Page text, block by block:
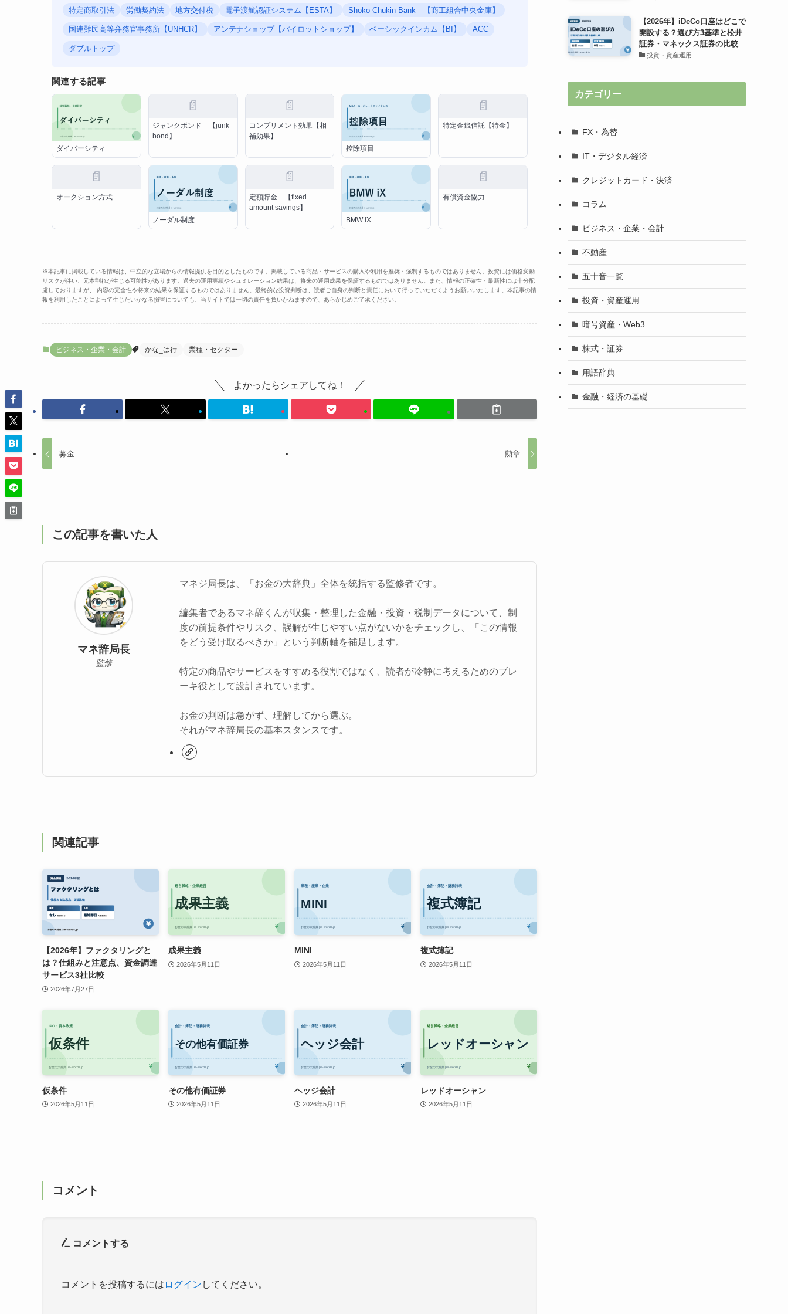
特定商取引法 労働契約法 地方交付税 電子渡航認証システム【ESTA】 Shoko Chukin Bank 【商工組合中央金庫】
国連難民高等弁務官事務所【UNHCR】 アンテナショップ【パイロットショップ】 ベーシックインカム【BI】 ACC
ダブルトップ
関連する記事
ダイバーシティ
📄
ジャンクボンド 【junk
bond】
📄
コンプリメント効果【相
補効果】
控除項目
📄
特定金銭信託【特金】
📄
オークション方式
ノーダル制度
📄
定額貯金 【fixed
amount savings】
BMW iX
📄
有償資金協力
※本記事に掲載している情報は、中立的な立場からの情報提供を目的としたものです。掲載している商品・サービスの購入や利用を推奨・強制するものではありません。投資には価格変動
リスクが伴い、元本割れが生じる可能性があります。過去の運用実績やシュミレーション結果は、将来の運用成果を保証するものではありません。また、情報の正確性・最新性には十分配
慮しておりますが、 内容の完全性や将来の結果を保証するものではありません。最終的な投資判断は、読者ご自身の判断と責任において行っていただくようお願いいたします。本記事の情
報を利用したことによって生じたいかなる損害についても、当サイトでは一切の責任を負いかねますので、あらかじめご了承ください。
ビジネス・企業・会計 かな_は行 業種・セクター
よかったらシェアしてね！
募金 勲章
この記事を書いた人
マネ辞局長
監修
マネジ局長は、「お金の大辞典」全体を統括する監修者です。
編集者であるマネ辞くんが収集・整理した金融・投資・税制データについて、制
度の前提条件やリスク、誤解が生じやすい点がないかをチェックし、「この情報
をどう受け取るべきか」という判断軸を補足します。
特定の商品やサービスをすすめる役割ではなく、読者が冷静に考えるためのブレ
ーキ役として設計されています。
お金の判断は急がず、理解してから選ぶ。
それがマネ辞局長の基本スタンスです。
関連記事
【2026年】ファクタリングと
は？仕組みと注意点、資金調達
サービス3社比較
2026年7月27日
成果主義
2026年5月11日
MINI
2026年5月11日
複式簿記
2026年5月11日
仮条件
2026年5月11日
その他有価証券
2026年5月11日
ヘッジ会計
2026年5月11日
レッドオーシャン
2026年5月11日
コメント
コメントする
コメントを投稿するには ログイン してください。
【2026年】iDeCo口座はどこで
開設する？選び方3基準と松井
証券・マネックス証券の比較
投資・資産運用
カテゴリー
FX・為替
IT・デジタル経済
クレジットカード・決済
コラム
ビジネス・企業・会計
不動産
五十音一覧
投資・資産運用
暗号資産・Web3
株式・証券
用語辞典
金融・経済の基礎